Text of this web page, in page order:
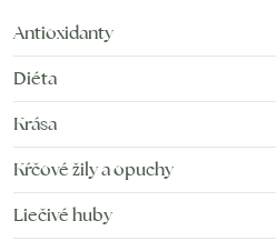
Antioxidanty
Diéta
Krása
Kŕčové žily a opuchy
Liečivé huby